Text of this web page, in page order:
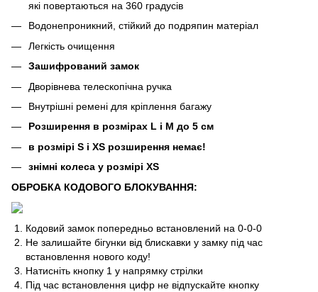
які повертаються на 360 градусів
Водонепроникний, стійкий до подряпин матеріал
Легкість очищення
Зашифрований замок
Дворівнева телескопічна ручка
Внутрішні ремені для кріплення багажу
Розширення в розмірах L і M до 5 см
в розмірі S і XS розширення немає!
знімні колеса у розмірі XS
ОБРОБКА КОДОВОГО БЛОКУВАННЯ:
Кодовий замок попередньо встановлений на 0-0-0
Не залишайте бігунки від блискавки у замку під час
встановлення нового коду!
Натисніть кнопку 1 у напрямку стрілки
Під час встановлення цифр не відпускайте кнопку